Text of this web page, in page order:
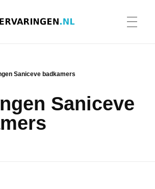
Saniceve badkamers
Saniceve